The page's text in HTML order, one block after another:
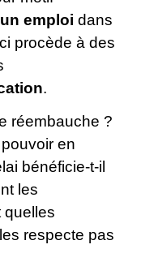
emploi dans
procède à des
.
réembauche ?
en
bénéficie-t-il
les
quelles
respecte pas